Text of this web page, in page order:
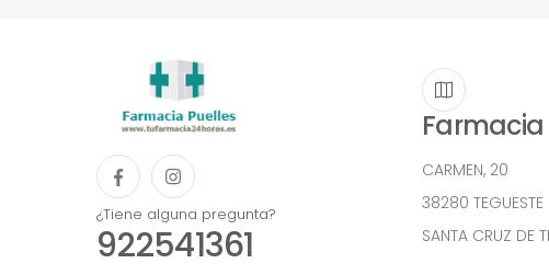
¿Tiene alguna pregunta?
922541361
CARMEN, 20
38280 TEGUESTE
SANTA CRUZ DE